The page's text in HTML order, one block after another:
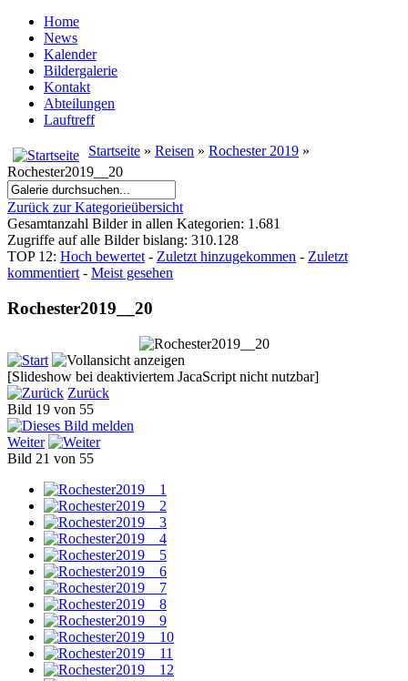
Home
News
Kalender
Bildergalerie
Kontakt
Abteilungen
Lauftreff
Startseite » Reisen » Rochester 2019 »
Rochester2019__20
Zurück zur Kategorieübersicht
Gesamtanzahl Bilder in allen Kategorien: 1.681
Zugriffe auf alle Bilder bislang: 310.128
TOP 12: Hoch bewertet- Zuletzt hinzugekommen - Zuletzt
kommentiert- Meist gesehen
Rochester2019__20
[Slideshow bei deaktiviertem JacaScript nicht nutzbar]
Zurück
Bild 19 von 55
Weiter
Bild 21 von 55